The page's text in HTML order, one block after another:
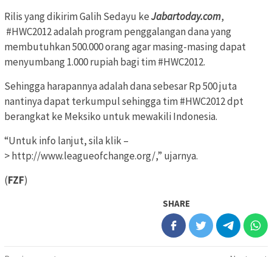
Rilis yang dikirim Galih Sedayu keJabartoday.com,
#HWC2012 adalah program penggalangan dana yang
membutuhkan 500.000 orang agar masing-masing dapat
menyumbang 1.000 rupiah bagi tim #HWC2012.
Sehingga harapannya adalah dana sebesar Rp 500 juta
nantinya dapat terkumpul sehingga tim #HWC2012 dpt
berangkat ke Meksiko untuk mewakili Indonesia.
“Untuk info lanjut, sila klik –
> http://www.leagueofchange.org/,” ujarnya.
(FZF)
SHARE